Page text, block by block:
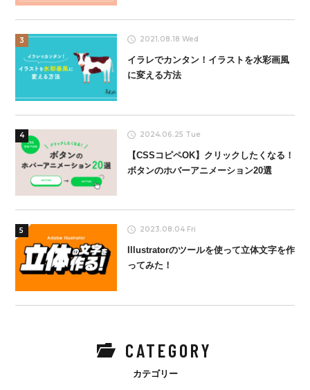
3 2021.08.18 Wed
イラレでカンタン！イラストを水彩画風
に変える方法
4 2024.06.25 Tue
【CSSコピペOK】クリックしたくなる！
ボタンのホバーアニメーション20選
5 2023.08.04 Fri
Illustratorのツールを使って立体文字を作
ってみた！
CATEGORY
カテゴリー